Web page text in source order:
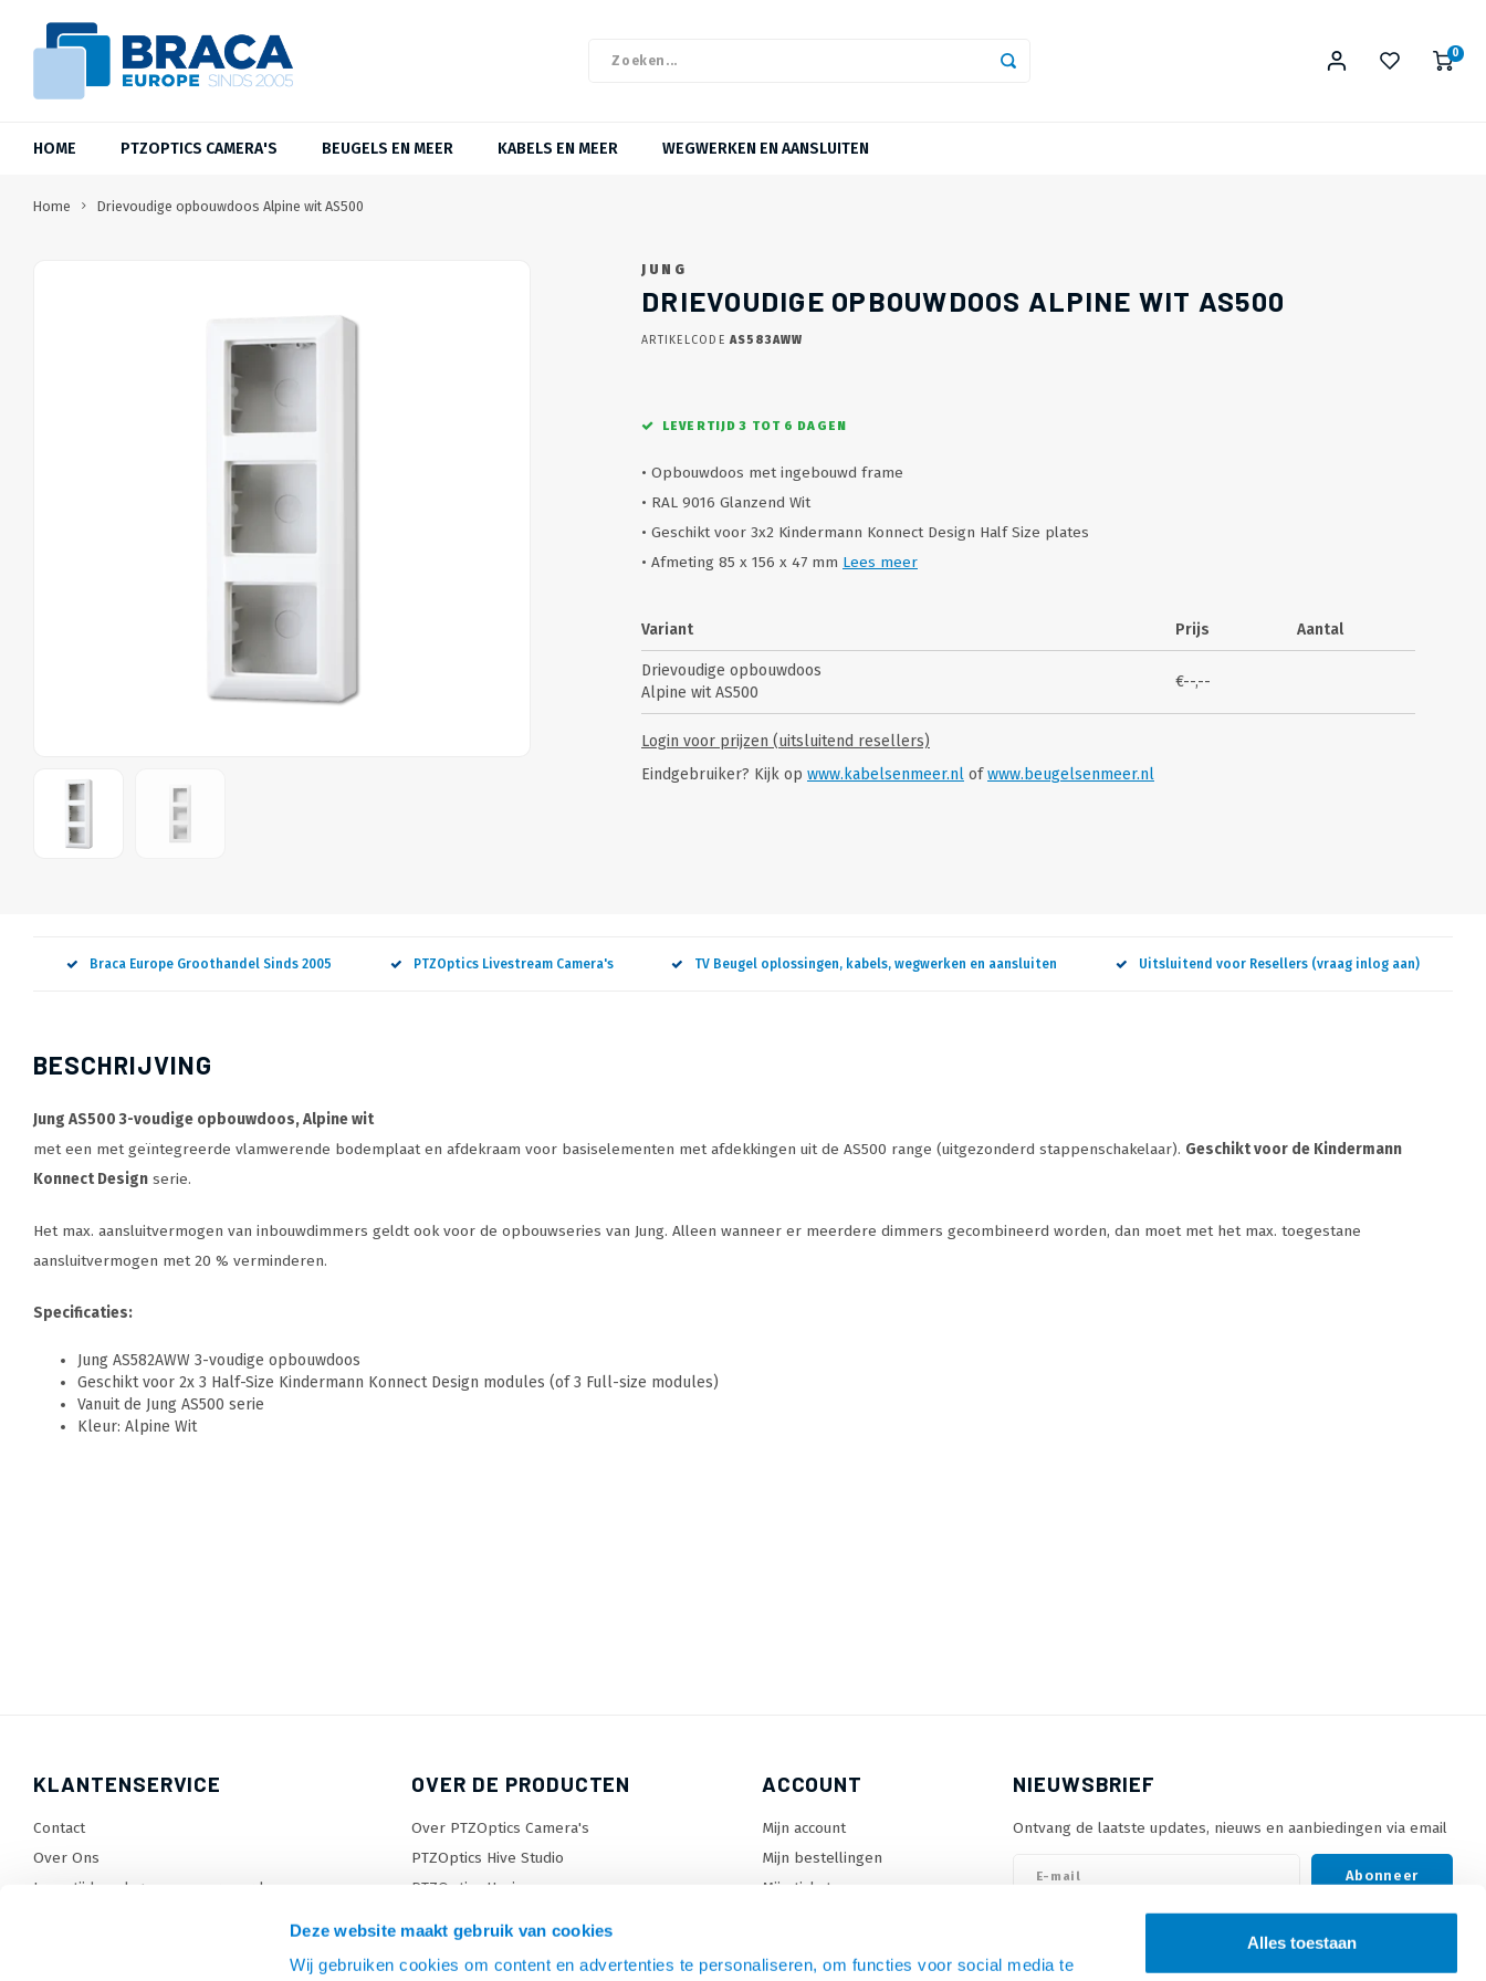
Deze website maakt gebruik van cookies
Wij gebruiken cookies om content en advertenties te personaliseren, om functies voor social media te
Alles toestaan
0
HOME PTZOPTICS CAMERA'S BEUGELS EN MEER KABELS EN MEER WEGWERKEN EN AANSLUITEN
Home Drievoudige opbouwdoos Alpine wit AS500
JUNG
DRIEVOUDIGE OPBOUWDOOS ALPINE WIT AS500
ARTIKELCODE AS583AWW
LEVERTIJD 3 TOT 6 DAGEN
• Opbouwdoos met ingebouwd frame
• RAL 9016 Glanzend Wit
• Geschikt voor 3x2 Kindermann Konnect Design Half Size plates
• Afmeting 85 x 156 x 47 mm Lees meer
Variant Prijs Aantal
Drievoudige opbouwdoos
Alpine wit AS500
€--,--
Login voor prijzen (uitsluitend resellers)
Eindgebruiker? Kijk op www.kabelsenmeer.nl ofwww.beugelsenmeer.nl
Braca Europe Groothandel Sinds 2005 PTZOptics Livestream Camera's TV Beugel oplossingen, kabels, wegwerken en aansluiten Uitsluitend voor Resellers (vraag inlog aan)
BESCHRIJVING
Jung AS500 3-voudige opbouwdoos, Alpine wit
met een met geïntegreerde vlamwerende bodemplaat en afdekraam voor basiselementen met afdekkingen uit de AS500 range (uitgezonderd stappenschakelaar). Geschikt voor de Kindermann
Konnect Design serie.
Het max. aansluitvermogen van inbouwdimmers geldt ook voor de opbouwseries van Jung. Alleen wanneer er meerdere dimmers gecombineerd worden, dan moet met het max. toegestane
aansluitvermogen met 20 % verminderen.
Specificaties:
Jung AS582AWW 3-voudige opbouwdoos
Geschikt voor 2x 3 Half-Size Kindermann Konnect Design modules (of 3 Full-size modules)
Vanuit de Jung AS500 serie
Kleur: Alpine Wit
KLANTENSERVICE
Contact
Over Ons
Levertijden, dagen en voorwaarden
OVER DE PRODUCTEN
Over PTZOptics Camera's
PTZOptics Hive Studio
PTZOptics Horizon
TV beugel
ACCOUNT
Mijn account
Mijn bestellingen
Mijn tickets
NIEUWSBRIEF
Ontvang de laatste updates, nieuws en aanbiedingen via email
Abonneer
VOLG ONS